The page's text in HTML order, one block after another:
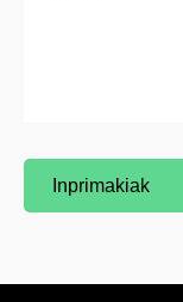
(Beste leiho
Inprimakiak